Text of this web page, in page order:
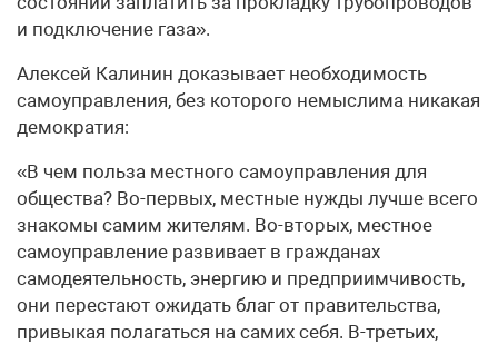
и подключение газа».
Алексей Калинин доказывает необходимость
самоуправления, без которого немыслима никакая
демократия:
«В чем польза местного самоуправления для
общества? Во-первых, местные нужды лучше всего
знакомы самим жителям. Во-вторых, местное
самоуправление развивает в гражданах
самодеятельность, энергию и предприимчивость,
они перестают ожидать благ от правительства,
привыкая полагаться на самих себя. В-третьих,